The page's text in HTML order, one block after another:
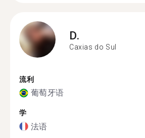
D.
Caxias do Sul
流利
葡萄牙语
学
法语